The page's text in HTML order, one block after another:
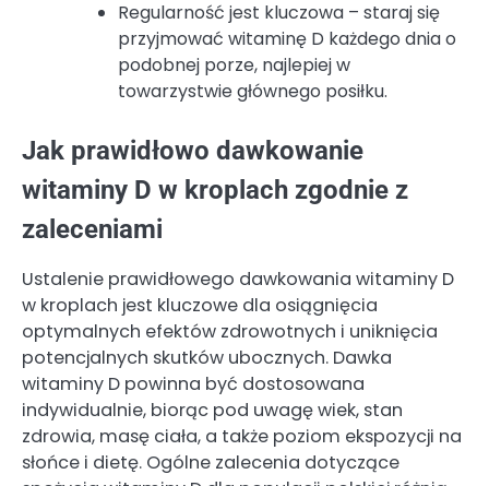
Regularność jest kluczowa – staraj się
przyjmować witaminę D każdego dnia o
podobnej porze, najlepiej w
towarzystwie głównego posiłku.
Jak prawidłowo dawkowanie
witaminy D w kroplach zgodnie z
zaleceniami
Ustalenie prawidłowego dawkowania witaminy D
w kroplach jest kluczowe dla osiągnięcia
optymalnych efektów zdrowotnych i uniknięcia
potencjalnych skutków ubocznych. Dawka
witaminy D powinna być dostosowana
indywidualnie, biorąc pod uwagę wiek, stan
zdrowia, masę ciała, a także poziom ekspozycji na
słońce i dietę. Ogólne zalecenia dotyczące